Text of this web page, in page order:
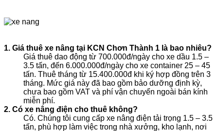
1. Giá thuê xe nâng tại KCN Chơn Thành 1 là bao nhiêu?
Giá thuê dao động từ 700.000đ/ngày cho xe dầu 1.5 –
3.5 tấn, đến 6.000.000đ/ngày cho xe container 25 – 45
tấn. Thuê tháng từ 15.400.000đ khi ký hợp đồng trên 3
tháng. Mức giá này đã bao gồm bảo dưỡng định kỳ,
chưa bao gồm VAT và phí vận chuyển ngoài bán kính
miễn phí.
2. Có xe nâng điện cho thuê không?
Có. Chúng tôi cung cấp xe nâng điện tải trọng 1.5 – 3.5
tấn, phù hợp làm việc trong nhà xưởng, kho lạnh, nơi